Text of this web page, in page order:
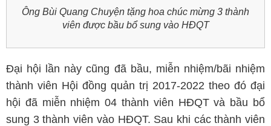
Ông Bùi Quang Chuyện tặng hoa chúc mừng 3 thành
viên được bầu bổ sung vào HĐQT
Đại hội lần này cũng đã bầu, miễn nhiệm/bãi nhiệm
thành viên Hội đồng quản trị 2017-2022 theo đó đại
hội đã miễn nhiệm 04 thành viên HĐQT và bầu bổ
sung 3 thành viên vào HĐQT. Sau khi các thành viên